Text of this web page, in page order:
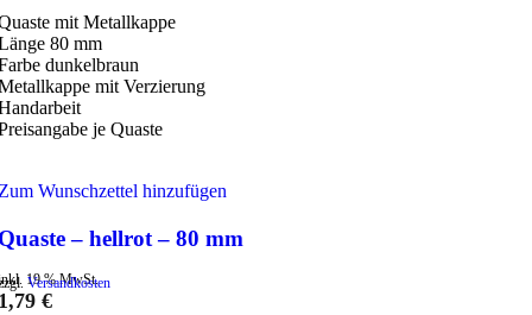
mit Metallkappe
80 mm
dunkelbraun
mit Verzierung
je Quaste
Wunschzettel hinzufügen
– hellrot – 80 mm
19 % MwSt.
Versandkosten
€